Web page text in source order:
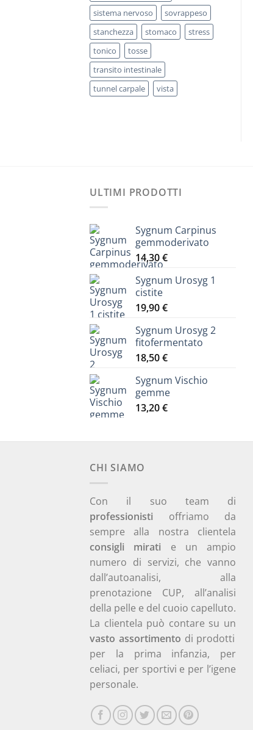
sistema nervoso
sovrappeso
stanchezza
stomaco
stress
tonico
tosse
transito intestinale
tunnel carpale
vista
ULTIMI PRODOTTI
Sygnum Carpinus
gemmoderivato
14,30€
Sygnum Urosyg 1
cistite
19,90€
Sygnum Urosyg 2
fitofermentato
18,50€
Sygnum Vischio
gemme
13,20€
CHI SIAMO
Con il suo team di
professionisti offriamo da
sempre alla nostra clientela
consigli mirati e un ampio
numero di servizi, che vanno
dall’autoanalisi, alla
prenotazione CUP, all’analisi
della pelle e del cuoio capelluto.
La clientela può contare su un
vasto assortimento di prodotti
per la prima infanzia, per
celiaci, per sportivi e per l’igene
personale.